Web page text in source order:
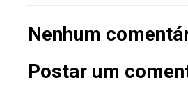
Nenhum
Postar um